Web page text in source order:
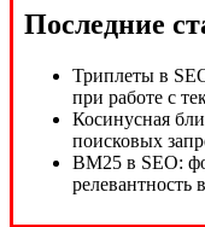
Последние